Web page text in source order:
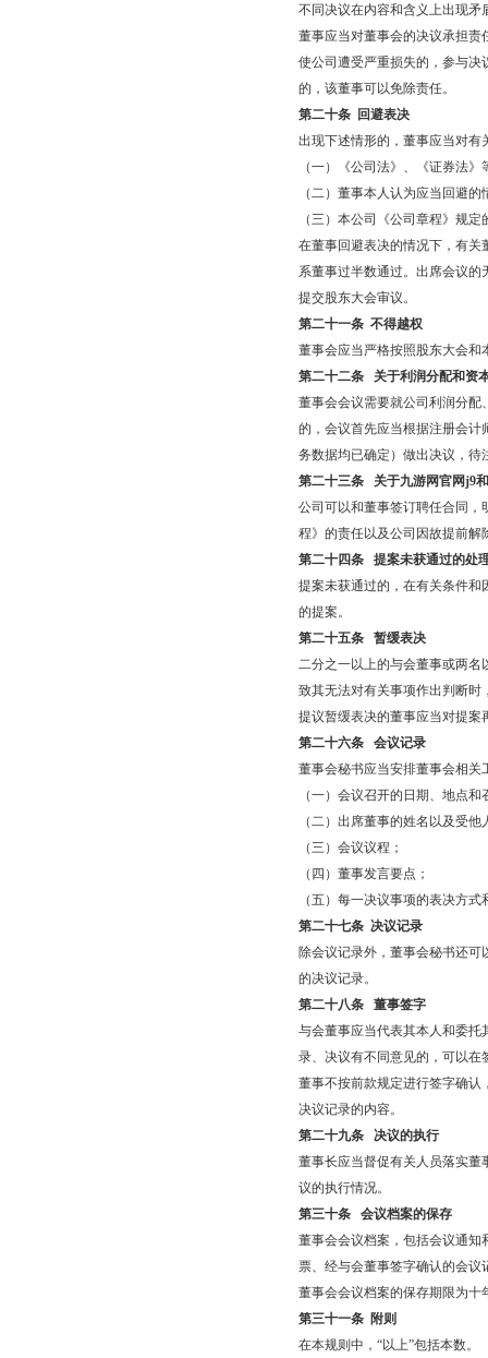
不同决议在内容和含义上出现矛
董事应当对董事会的决议承担责
使公司遭受严重损失的，参与决
的，该董事可以免除责任。
第二十条 回避表决
出现下述情形的，董事应当对有
（一）《公司法》、《证券法
（二）董事本人认为应当回避的
（三）本公司《公司章程》规
在董事回避表决的情况下，有关
系董事过半数通过。出席会议
提交股东大会审议。
第二十一条 不得越权
董事会应当严格按照股东大会和
第二十二条
关于利润分配和资
董事会会议需要就公司利润分配
的，会议首先应当根据注册会计
务数据均已确定）做出决议，待
第二十三条
关于九游网官网j9
公司可以和董事签订聘任合同，
程》的责任以及公司因故提前解
第二十四条 提案未获通过的处
提案未获通过的，在有关条件和
的提案。
第二十五条 暂缓表决
二分之一以上的与会董事或两名
致其无法对有关事项作出判断时
提议暂缓表决的董事应当对提案
第二十六条 会议记录
董事会秘书应当安排董事会相关
（一）会议召开的日期、地点和
（二）出席董事的姓名以及受
（三）会议议程；
（四）董事发言要点；
（五）每一决议事项的表决方
第二十七条 决议记录
除会议记录外，董事会秘书还可
的决议记录。
第二十八条 董事签字
与会董事应当代表其本人和委托
录、决议有不同意见的，可以在
董事不按前款规定进行签字确认
决议记录的内容。
第二十九条 决议的执行
董事长应当督促有关人员落实董
议的执行情况。
第三十条
会议档案的保存
董事会会议档案，包括会议通知
票、经与会董事签字确认的会议
董事会会议档案的保存期限为十
第三十一条 附则
在本规则中，“以上”包括本数。